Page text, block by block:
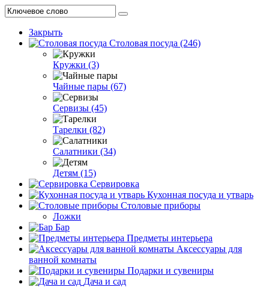
Закрыть
Столовая посуда (246)
Кружки (3)
Чайные пары (67)
Сервизы (45)
Тарелки (82)
Салатники (34)
Детям (15)
Сервировка
Кухонная посуда и утварь
Столовые приборы
Ложки
Бар
Предметы интерьера
Аксессуары для
ванной комнаты
Подарки и сувениры
Дача и сад